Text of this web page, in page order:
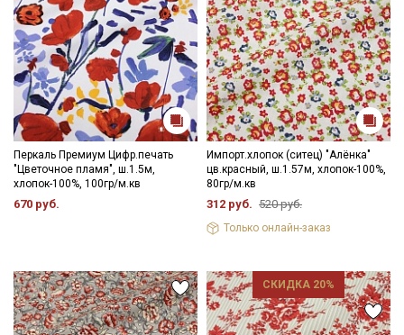
Перкаль Премиум Цифр.печать
"Цветочное пламя", ш.1.5м,
хлопок-100%, 100гр/м.кв
670 руб.
Импорт.хлопок (ситец) "Алёнка"
цв.красный, ш.1.57м, хлопок-100%,
80гр/м.кв
312 руб. 520 руб.
Только онлайн-заказ
СКИДКА 20%